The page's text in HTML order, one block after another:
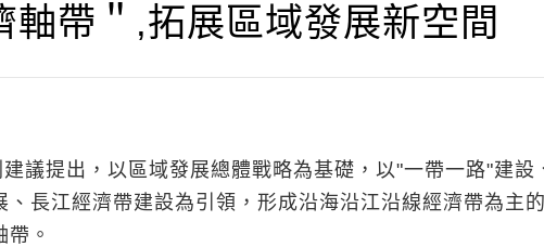
帶＂,拓展區域發展新空間
議提出，以區域發展總體戰略為基礎，以"一帶一路"建設
、長江經濟帶建設為引領，形成沿海沿江沿線經濟帶為主
帶。